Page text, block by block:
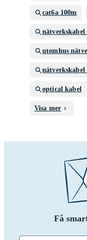
cat6a 100m
nätverkskabel
utomhus
nätverkskabel
optical kabel
Visa mer
Få